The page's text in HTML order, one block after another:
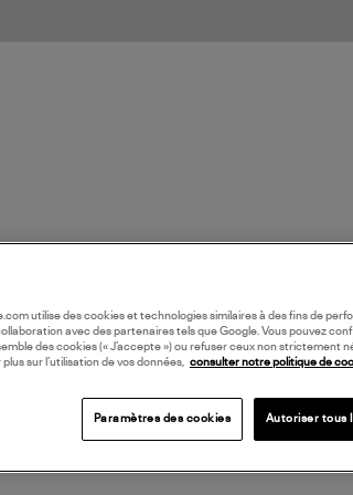
utilise des cookies et technologies similaires à des fins de
avec des partenaires tels que Google. Vous pouvez
des cookies (« J’accepte ») ou refuser ceux non strictement
plus sur l’utilisation de vos données, consulter notre politique de
Paramètres des cookies Autoriser tous